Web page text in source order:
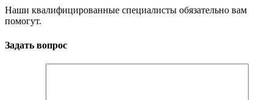
Наши квалифицированные специалисты обязательно вам
помогут.
Задать вопрос